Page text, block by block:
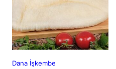
Dana İşkembe